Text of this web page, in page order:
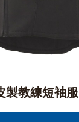
製教練短袖服